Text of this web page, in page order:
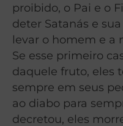
proibido, o Pai e o
deter Satanás e
levar o homem e a
Se esse primeiro
daquele fruto, eles
sempre em seus
ao diabo para
decretou, eles